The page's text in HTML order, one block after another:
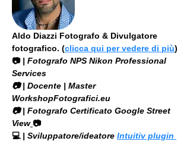
Aldo Diazzi Fotografo & Divulgatore
fotografico. (clicca qui per vedere di più)
📷 | Fotografo NPS Nikon Professional
Services
​📷 | Docente | Master
WorkshopFotografici.eu
📷 | Fotografo Certificato Google Street
View 📷
💻 | Sviluppatore/ideatore Intuitiv plugin